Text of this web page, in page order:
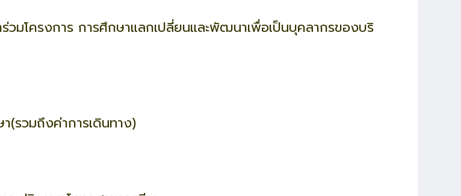
วมโครงการ การศึกษาแลกเปลี่ยนและพัฒนาเพื่อเป็นบุคลากรของบริ
(รวมถึงค่าการเดินทาง)